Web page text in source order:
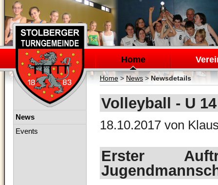
Navigation
überspringen
Home
Home> News>Newsdetails
Volleyball - U
18.10.2017 von
Erster
Navigation
News
Events